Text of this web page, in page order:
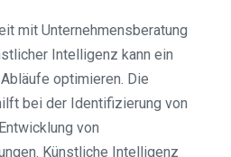
mit Unternehmensberatung
Intelligenz kann ein
optimieren. Die
bei der Identifizierung von
von
Künstliche Intelligenz